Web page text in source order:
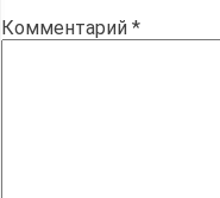
Комментарий *